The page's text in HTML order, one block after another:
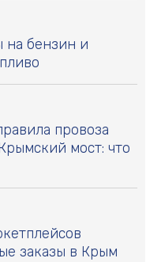
на бензин и
провоза
мост: что
заказы в Крым